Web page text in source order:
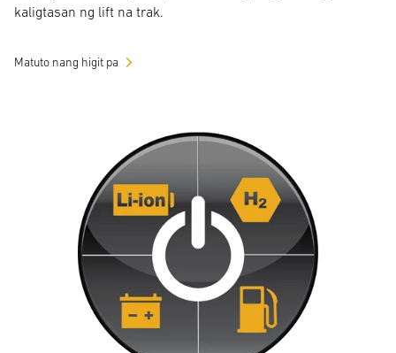
kaligtasan ng lift na trak.
Matuto nang higit pa